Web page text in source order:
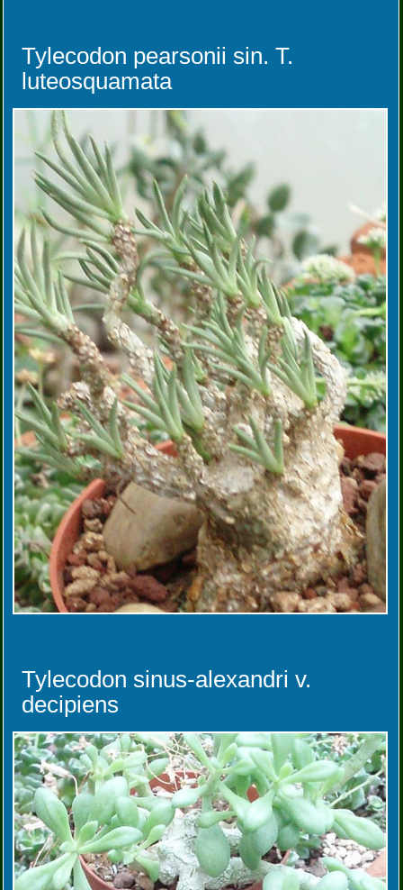
Tylecodon pearsonii sin. T.
luteosquamata
Tylecodon sinus-alexandri v.
decipiens